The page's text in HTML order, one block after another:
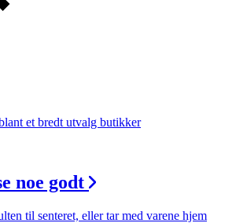
et bredt utvalg butikker
noe godt
til senteret, eller tar med varene hjem